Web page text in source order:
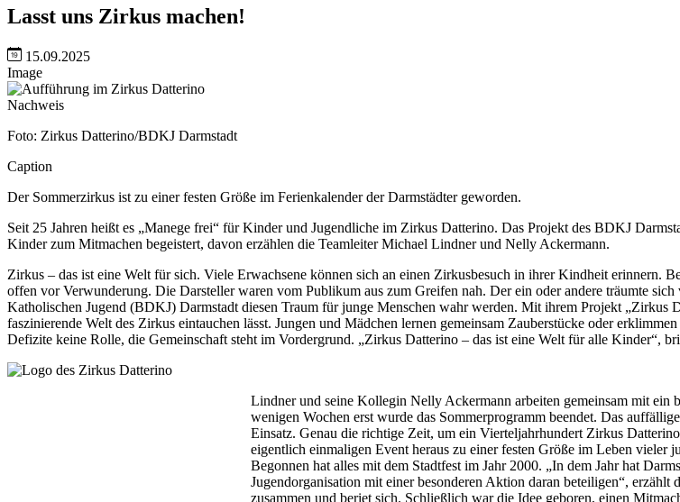
Lasst uns Zirkus machen!
15.09.2025
Image
Nachweis
Foto: Zirkus Datterino/BDKJ Darmstadt
Caption
Der Sommerzirkus ist zu einer festen Größe im Ferienkalender der Darmstädter geworden.
Seit 25 Jahren heißt es „Manege frei“ für Kinder und Jugendliche im Zirkus Datterino. Das Projekt des BDKJ
Kinder zum Mitmachen begeistert, davon erzählen die Teamleiter Michael Lindner und Nelly Ackermann.
Zirkus – das ist eine Welt für sich. Viele Erwachsene können sich an einen Zirkusbesuch in ihrer Kindheit erinnern.
offen vor Verwunderung. Die Darsteller waren vom Publikum aus zum Greifen nah. Der ein oder andere träumte
Katholischen Jugend (BDKJ) Darmstadt diesen Traum für junge Menschen wahr werden. Mit ihrem Projekt „Zirkus
faszinierende Welt des Zirkus eintauchen lässt. Jungen und Mädchen lernen gemeinsam Zauberstücke oder
Defizite keine Rolle, die Gemeinschaft steht im Vordergrund. „Zirkus Datterino – das ist eine Welt für alle Kinder“,
Lindner und seine Kollegin Nelly Ackermann arbeiten gemeinsam mit
wenigen Wochen erst wurde das Sommerprogramm beendet. Das
Einsatz. Genau die richtige Zeit, um ein Vierteljahrhundert Zirkus
eigentlich einmaligen Event heraus zu einer festen Größe im Leben vieler
Begonnen hat alles mit dem Stadtfest im Jahr 2000. „In dem Jahr hat
Jugendorganisation mit einer besonderen Aktion daran beteiligen“,
zusammen und beriet sich. Schließlich war die Idee geboren, einen